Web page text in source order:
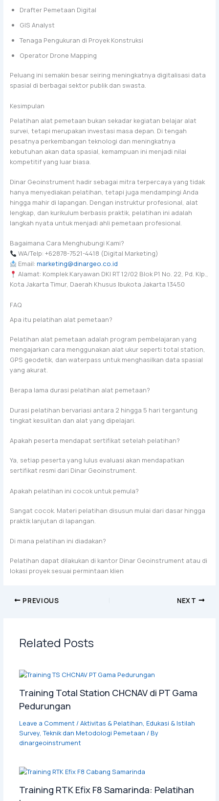
Drafter Pemetaan Digital
GIS Analyst
Tenaga Pengukuran di Proyek Konstruksi
Operator Drone Mapping
Peluang ini semakin besar seiring meningkatnya digitalisasi data
spasial di berbagai sektor publik dan swasta.
Kesimpulan
Pelatihan alat pemetaan bukan sekadar kegiatan belajar alat
survei, tetapi merupakan investasi masa depan. Di tengah
pesatnya perkembangan teknologi dan meningkatnya
kebutuhan akan data spasial, kemampuan ini menjadi nilai
kompetitif yang luar biasa.
Dinar Geoinstrument hadir sebagai mitra terpercaya yang tidak
hanya menyediakan pelatihan, tetapi juga mendampingi Anda
hingga mahir di lapangan. Dengan instruktur profesional, alat
lengkap, dan kurikulum berbasis praktik, pelatihan ini adalah
langkah nyata untuk menjadi ahli pemetaan profesional.
Bagaimana Cara Menghubungi Kami?
WA/Telp: +62878-7521-4418 (Digital Marketing)
Email: marketing@dinargeo.co.id
Alamat: Komplek Karyawan DKI RT 12/02 Blok P1 No. 22, Pd. Klp.,
Kota Jakarta Timur, Daerah Khusus Ibukota Jakarta 13450
FAQ
Apa itu pelatihan alat pemetaan?
Pelatihan alat pemetaan adalah program pembelajaran yang
mengajarkan cara menggunakan alat ukur seperti total station,
GPS geodetik, dan waterpass untuk menghasilkan data spasial
yang akurat.
Berapa lama durasi pelatihan alat pemetaan?
Durasi pelatihan bervariasi antara 2 hingga 5 hari tergantung
tingkat kesulitan dan alat yang dipelajari.
Apakah peserta mendapat sertifikat setelah pelatihan?
Ya, setiap peserta yang lulus evaluasi akan mendapatkan
sertifikat resmi dari Dinar Geoinstrument.
Apakah pelatihan ini cocok untuk pemula?
Sangat cocok. Materi pelatihan disusun mulai dari dasar hingga
praktik lanjutan di lapangan.
Di mana pelatihan ini diadakan?
Pelatihan dapat dilakukan di kantor Dinar Geoinstrument atau di
lokasi proyek sesuai permintaan klien
PREVIOUS NEXT
Related Posts
Training Total Station CHCNAV di PT Gama
Pedurungan
Leave a Comment/ Aktivitas & Pelatihan, Edukasi & Istilah
Survey,Teknik dan Metodologi Pemetaan / By
dinargeoinstrument
Training RTK Efix F8 Samarinda: Pelatihan